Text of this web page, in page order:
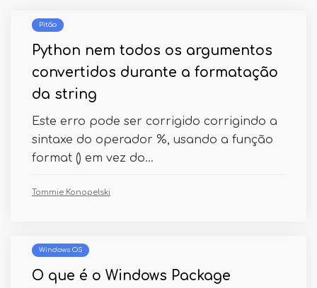
Pitão
Python nem todos os argumentos
convertidos durante a formatação
da string
Este erro pode ser corrigido corrigindo a
sintaxe do operador %, usando a função
format () em vez do...
Tommie Konopelski
Windows OS
O que é o Windows Package